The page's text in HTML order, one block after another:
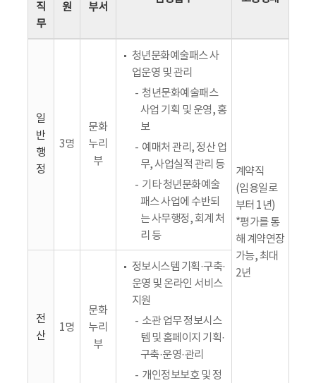
직
무
원
부서
일
반
행
정
3명
문화
누리
부
청년문화예술패스 사
업운영 및 관리
청년문화예술패스
사업 기획 및 운영, 홍
보
예매처 관리, 정산 업
무, 사업실적 관리 등
기타 청년문화예술
패스 사업에 수반되
는 사무행정, 회계 처
리 등
계약직
(임용일로
부터 1년)
*평가를 통
해 계약연장
가능, 최대
2년
전
산
1명
문화
누리
부
정보시스템 기획·구축·
운영 및 온라인 서비스
지원
소관 업무 정보시스
템 및 홈페이지 기획·
구축·운영·관리
개인정보보호 및 정